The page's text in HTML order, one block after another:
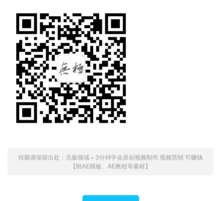
转载请保留出处： 无极领域 » 3分钟学会原创视频制作 视频营销 可赚钱
【附AE模板、AE教程等素材】